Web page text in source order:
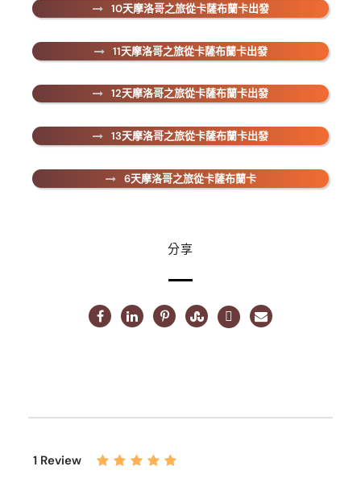
10天摩洛哥之旅從卡薩布蘭卡出發
11天摩洛哥之旅從卡薩布蘭卡出發
12天摩洛哥之旅從卡薩布蘭卡出發
13天摩洛哥之旅從卡薩布蘭卡出發
6天摩洛哥之旅從卡薩布蘭卡
分享
1 Review